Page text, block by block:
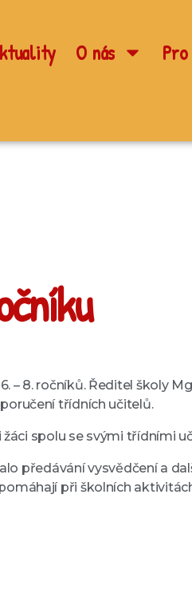
O nás
8. ročníků. Ředitel školy
třídních učitelů.
spolu se svými třídními
předávání vysvědčení a
při školních